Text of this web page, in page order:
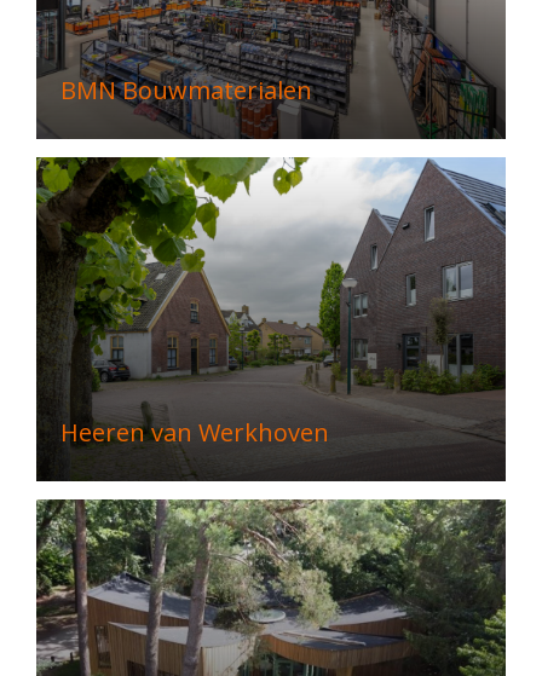
BMN Bouwmaterialen
Heeren van Werkhoven